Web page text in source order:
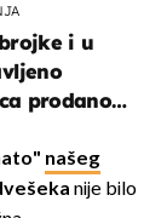
i u
prodano
našeg
nije bilo